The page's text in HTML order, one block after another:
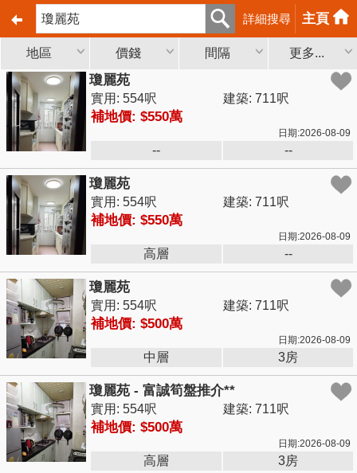
詳細搜尋 主頁
地區 價錢 間隔 更多...
瓊麗苑
實用: 554呎 建築: 711呎
補地價: $550萬
日期:2026-08-09
-- --
瓊麗苑
實用: 554呎 建築: 711呎
補地價: $550萬
日期:2026-08-09
高層 --
瓊麗苑
實用: 554呎 建築: 711呎
補地價: $500萬
日期:2026-08-09
中層 3房
瓊麗苑 - 富誠筍盤推介**
實用: 554呎 建築: 711呎
補地價: $500萬
日期:2026-08-09
高層 3房